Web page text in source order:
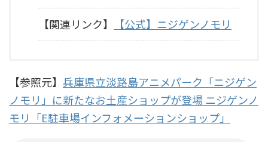
【関連リンク】 【公式】ニジゲンノモリ
【参照元】 兵庫県立淡路島アニメパーク「ニジゲン
ノモリ」に新たなお土産ショップが登場 ニジゲンノ
モリ「E駐車場インフォメーションショップ」